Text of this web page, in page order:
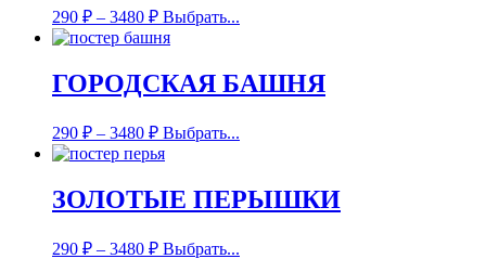
290 ₽ – 3480 ₽ Выбрать...
ГОРОДСКАЯ БАШНЯ
290 ₽ – 3480 ₽ Выбрать...
ЗОЛОТЫЕ ПЕРЫШКИ
290 ₽ – 3480 ₽ Выбрать...